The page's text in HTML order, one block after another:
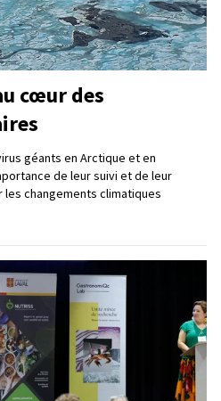
cœur des
géants en Arctique et en
de leur suivi et de leur
changements climatiques